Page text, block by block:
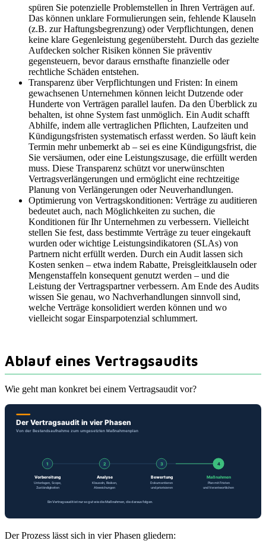
spüren Sie potenzielle Problemstellen in Ihren Verträgen auf.
Das können unklare Formulierungen sein, fehlende Klauseln
(z.B. zur Haftungsbegrenzung) oder Verpflichtungen, denen
keine klare Gegenleistung gegenübersteht. Durch das gezielte
Aufdecken solcher Risiken können Sie präventiv
gegensteuern, bevor daraus ernsthafte finanzielle oder
rechtliche Schäden entstehen.
Transparenz über Verpflichtungen und Fristen: In einem
gewachsenen Unternehmen können leicht Dutzende oder
Hunderte von Verträgen parallel laufen. Da den Überblick zu
behalten, ist ohne System fast unmöglich. Ein Audit schafft
Abhilfe, indem alle vertraglichen Pflichten, Laufzeiten und
Kündigungsfristen systematisch erfasst werden. So läuft kein
Termin mehr unbemerkt ab – sei es eine Kündigungsfrist, die
Sie versäumen, oder eine Leistungszusage, die erfüllt werden
muss. Diese Transparenz schützt vor unerwünschten
Vertragsverlängerungen und ermöglicht eine rechtzeitige
Planung von Verlängerungen oder Neuverhandlungen.
Optimierung von Vertragskonditionen: Verträge zu auditieren
bedeutet auch, nach Möglichkeiten zu suchen, die
Konditionen für Ihr Unternehmen zu verbessern. Vielleicht
stellen Sie fest, dass bestimmte Verträge zu teuer eingekauft
wurden oder wichtige Leistungsindikatoren (SLAs) von
Partnern nicht erfüllt werden. Durch ein Audit lassen sich
Kosten senken – etwa indem Rabatte, Preisgleitklauseln oder
Mengenstaffeln konsequent genutzt werden – und die
Leistung der Vertragspartner verbessern. Am Ende des Audits
wissen Sie genau, wo Nachverhandlungen sinnvoll sind,
welche Verträge konsolidiert werden können und wo
vielleicht sogar Einsparpotenzial schlummert.
Ablauf eines Vertragsaudits
Wie geht man konkret bei einem Vertragsaudit vor?
Der Prozess lässt sich in vier Phasen gliedern: